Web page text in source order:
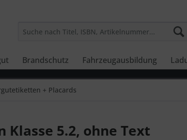
Brandschutz Fahrzeugausbildung
+ Placards
Klasse 5.2, ohne Text